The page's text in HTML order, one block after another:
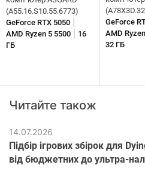
(A55.16.S10.55.6773)
GeForce RTX 5050
AMD Ryzen 5 5500
16
ГБ
GeForce
AMD
32 ГБ
Читайте також
14.07.2026
Підбір ігрових збірок для
від бюджетних до ультра-